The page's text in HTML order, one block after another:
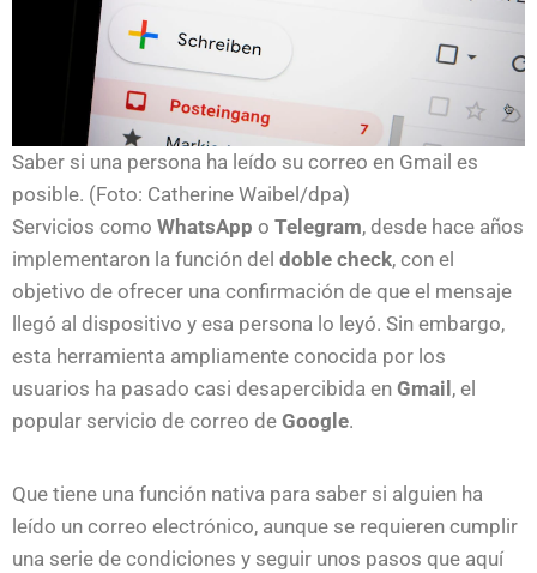
Saber si una persona ha leído su correo en Gmail es
posible. (Foto: Catherine Waibel/dpa)
Servicios como WhatsApp o Telegram, desde hace años
implementaron la función del doble check, con el
objetivo de ofrecer una confirmación de que el mensaje
llegó al dispositivo y esa persona lo leyó. Sin embargo,
esta herramienta ampliamente conocida por los
usuarios ha pasado casi desapercibida en Gmail , el
popular servicio de correo de Google.
Que tiene una función nativa para saber si alguien ha
leído un correo electrónico, aunque se requieren cumplir
una serie de condiciones y seguir unos pasos que aquí